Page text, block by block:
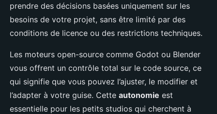
prendre des décisions basées uniquement sur les
besoins de votre projet, sans être limité par des
conditions de licence ou des restrictions techniques.
Les moteurs open-source comme Godot ou Blender
vous offrent un contrôle total sur le code source, ce
qui signifie que vous pouvez l’ajuster, le modifier et
l’adapter à votre guise. Cette autonomie est
essentielle pour les petits studios qui cherchent à